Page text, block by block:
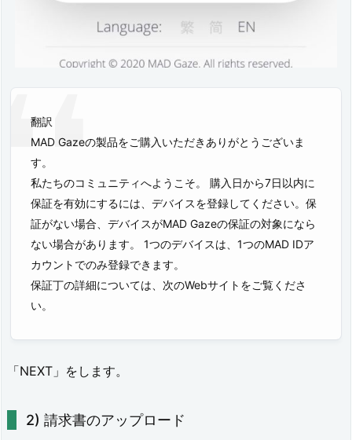
翻訳
MAD Gazeの製品をご購入いただきありがとうございま
す。
私たちのコミュニティへようこそ。 購入日から7日以内に
保証を有効にするには、デバイスを登録してください。保
証がない場合、デバイスがMAD Gazeの保証の対象になら
ない場合があります。 1つのデバイスは、1つのMAD IDア
カウントでのみ登録できます。
保証丁の詳細については、次のWebサイトをご覧くださ
い。
「NEXT」をします。
請求書のアップロード